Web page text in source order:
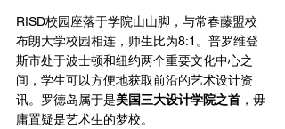
RISD校园座落于学院山山脚，与常春藤盟校
布朗大学校园相连，师生比为8:1。普罗维登
斯市处于波士顿和纽约两个重要文化中心之
间，学生可以方便地获取前沿的艺术设计资
讯。罗德岛属于是美国三大设计学院之首 ，毋
庸置疑是艺术生的梦校。